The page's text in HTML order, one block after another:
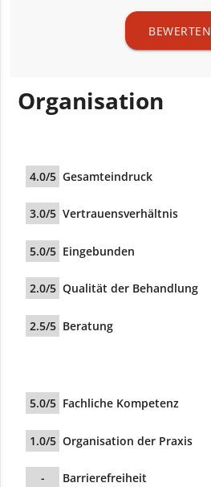
BEWERTEN
Organisation
4.0/5 Gesamteindruck
3.0/5 Vertrauensverhältnis
5.0/5 Eingebunden
2.0/5 Qualität der Behandlung
2.5/5 Beratung
5.0/5 Fachliche Kompetenz
1.0/5 Organisation der Praxis
- Barrierefreiheit